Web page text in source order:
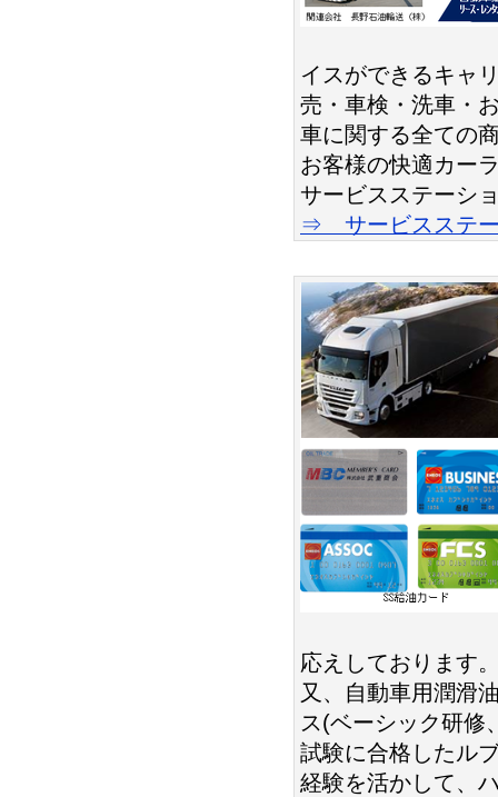
イスができるキャ
売・車検・洗車・
車に関する全ての
お客様の快適カー
サービスステーシ
⇒ サービスステー
応えしております
又、自動車用潤滑
ス(ベーシック研修
試験に合格したル
経験を活かして、